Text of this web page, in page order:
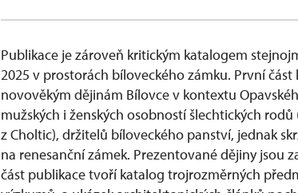
Publikace je zároveň kritickým katalogem
2025 v prostorách bíloveckého zámku. První
novověkým dějinám Bílovce v kontextu
mužských i ženských osobností šlechtických
z Choltic), držitelů bíloveckého panství, jednak
na renesanční zámek. Prezentované dějiny jsou
část publikace tvoří katalog trojrozměrných